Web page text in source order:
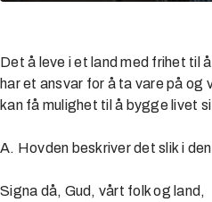
Det å leve i et land med frihet til
har et ansvar for å ta vare på
kan få mulighet til å bygge livet
A. Hovden beskriver det slik i
Signa då, Gud, vårt folk og land,